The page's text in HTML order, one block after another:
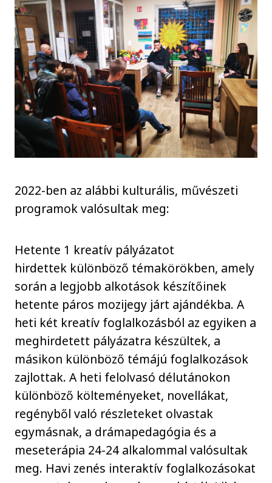
2022-ben az alábbi kulturális, művészeti
programok valósultak meg:
Hetente 1 kreatív pályázatot
hirdettek különböző témakörökben, amely
során a legjobb alkotások készítőinek
hetente páros mozijegy járt ajándékba. A
heti két kreatív foglalkozásból az egyiken a
meghirdetett pályázatra készültek, a
másikon különböző témájú foglalkozások
zajlottak. A heti felolvasó délutánokon
különböző költeményeket, novellákat,
regényből való részleteket olvastak
egymásnak, a drámapedagógia és a
meseterápia 24-24 alkalommal valósultak
meg. Havi zenés interaktív foglalkozásokat